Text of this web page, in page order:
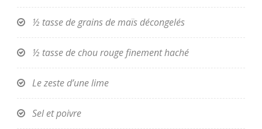
½ tasse de grains de maïs décongelés
½ tasse de chou rouge finement haché
Le zeste d’une lime
Sel et poivre